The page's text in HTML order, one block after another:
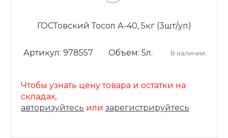
ГОСТовский Тосол А-40, 5кг (3шт/уп)
Артикул: 978557 Объем: 5л. В наличии
Чтобы узнать цену товара и остатки на
складах,
авторизуйтесь или зарегистрируйтесь